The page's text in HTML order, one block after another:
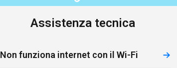
Assistenza tecnica
Non funziona internet con il Wi-Fi